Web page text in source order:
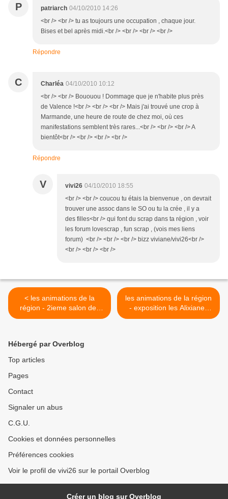
P patriarch 04/10/2010 14:26
<br /> <br /> tu as toujours une occupation , chaque jour.
Bises et bel après midi.<br /> <br /> <br /> <br />
Répondre
C Charléa 04/10/2010 10:12
<br /> <br /> Bououou ! Dommage que je n'habite plus près
de Valence !<br /> <br /> <br /> Mais j'ai trouvé une crop à
Marmande, une heure de route de chez moi, où ces
manifestations semblent très rares...<br /> <br /> <br /> A
bientôt<br /> <br /> <br /> <br />
Répondre
V vivi26 04/10/2010 18:55
<br /> <br /> coucou tu étais la bienvenue , on devrait
trouver une assoc dans le SO ou tu la crée , il y a
des filles<br /> qui font du scrap dans ta région , voir
les forum lovescrap , fun scrap , (vois mes liens
forum) <br /> <br /> <br /> bizz viviane/vivi26<br />
<br /> <br /> <br />
< les animations de la
région - 2ieme salon des
auteurs - la fin..
les animations de la région
- exposition les Alixianes
2010- visite >
Hébergé par Overblog
Top articles
Pages
Contact
Signaler un abus
C.G.U.
Cookies et données personnelles
Préférences cookies
Voir le profil de vivi26 sur le portail Overblog
Créer un blog sur Overblog